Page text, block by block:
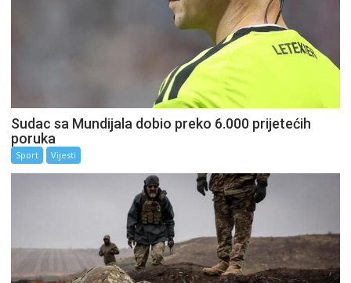
Sudac sa Mundijala dobio preko 6.000 prijetećih
poruka
Sport Vijesti